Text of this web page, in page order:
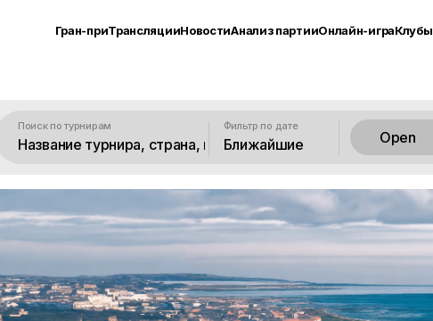
Гран-приТрансляцииНовостиАнализ партииОнлайн-играКлубы
Поиск по турнирам Фильтр по дате
Ближайшие Open